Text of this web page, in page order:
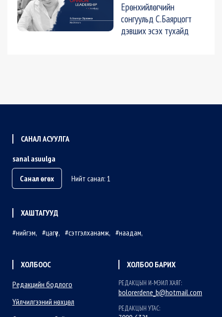
Ерөнхийлөгчийн
сонгуульд С.Баярцогт
дэвших эсэх тухайд
САНАЛ АСУУЛГА
sanal asuulga
Санал өгөх
Нийт санал: 1
ХАШТАГУУД
нийгэм
цагүе сэтгэлханамж наадам
ХОЛБООС
Редакцийн бодлого
Үйлчилгээний нөхцөл
ХОЛБОО БАРИХ
РЕДАКЦЫН И-МЭИЛ ХАЯГ:
bolorerdene_b@hotmail.com
РЕДАКЦЫН УТАС: